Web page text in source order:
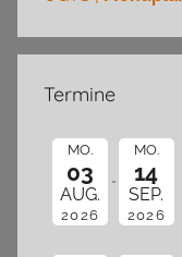
Termine
MO.
03
AUG.
2026
MO.
14
SEP.
2026